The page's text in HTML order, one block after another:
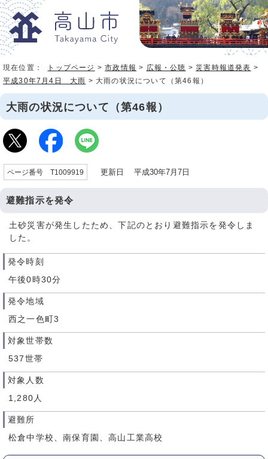
現在位置： トップページ >市政情報 > 広報・公聴 > 災害時報道発表 >
平成30年7月4日 大雨 > 大雨の状況について（第46報）
大雨の状況について（第46報）
ページ番号 T1009919 更新日 平成30年7月7日
避難指示を発令
土砂災害が発生したため、下記のとおり避難指示を発令しま
した。
発令時刻
午後0時30分
発令地域
西之一色町3
対象世帯数
537世帯
対象人数
1,280人
避難所
松倉中学校、南保育園、高山工業高校